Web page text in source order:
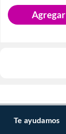
Agregar
Te ayudamos